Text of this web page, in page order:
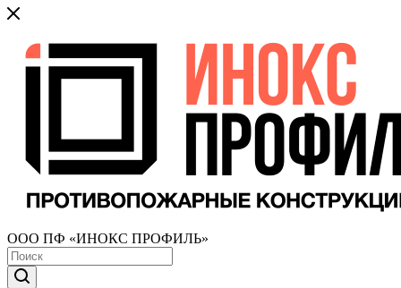
ООО ПФ «ИНОКС ПРОФИЛЬ»